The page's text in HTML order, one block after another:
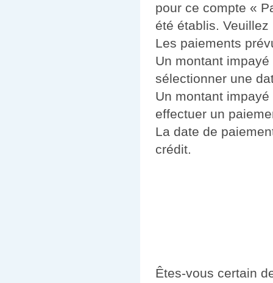
pour ce compte «
été établis.
Les paiements
Un montant
sélectionner une
Un montant
effectuer un
La date de
crédit.
Êtes-vous certain